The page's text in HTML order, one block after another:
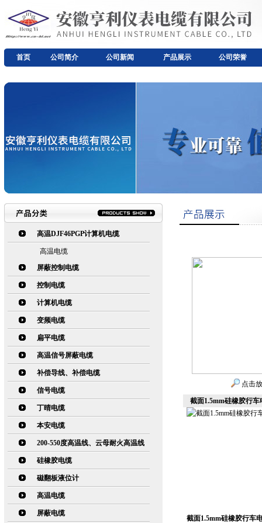
首页 公司简介 公司新闻 产品展示 公司荣誉
高温DJF46PGP计算机电缆
高温电缆
屏蔽控制电缆
控制电缆
计算机电缆
变频电缆
扁平电缆
高温信号屏蔽电缆
补偿导线、补偿电缆
信号电缆
丁晴电缆
本安电缆
200-550度高温线、云母耐火高温线
硅橡胶电缆
磁翻板液位计
高温电缆
屏蔽电缆
点击
截面1.5mm硅橡胶行
截面1.5mm硅橡胶行车